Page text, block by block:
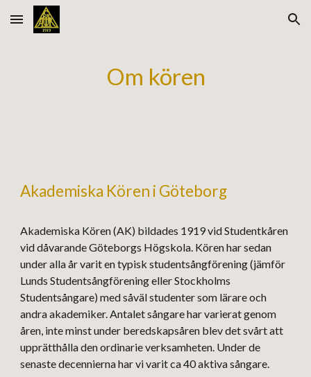
Skip to main content Skip to navigation
Om kören
Akademiska Kören i Göteborg
Akademiska Kören (AK) bildades 1919 vid Studentkåren
vid dåvarande Göteborgs Högskola. Kören har sedan
under alla år varit en typisk studentsångförening (jämför
Lunds Studentsångförening eller Stockholms
Studentsångare) med såväl studenter som lärare och
andra akademiker. Antalet sångare har varierat genom
åren, inte minst under beredskapsåren blev det svårt att
upprätthålla den ordinarie verksamheten. Under de
senaste decennierna har vi varit ca 40 aktiva sångare.